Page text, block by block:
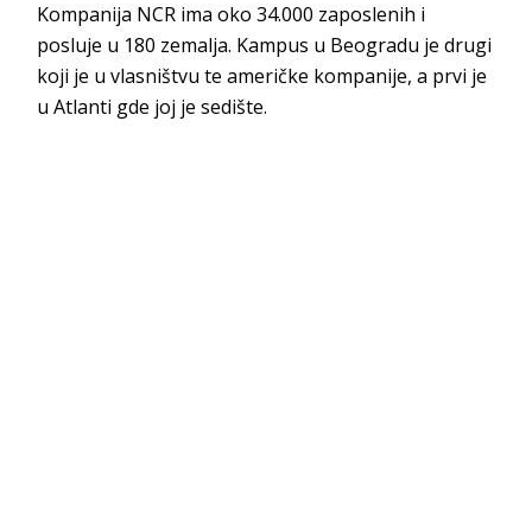
Kompanija NCR ima oko 34.000 zaposlenih i
posluje u 180 zemalja. Kampus u Beogradu je drugi
koji je u vlasništvu te američke kompanije, a prvi je
u Atlanti gde joj je sedište.